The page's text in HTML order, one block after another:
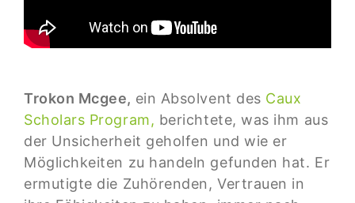
Trokon Mcgee, ein Absolvent des Caux
Scholars Program, berichtete, was ihm aus
der Unsicherheit geholfen und wie er
Möglichkeiten zu handeln gefunden hat. Er
ermutigte die Zuhörenden, Vertrauen in